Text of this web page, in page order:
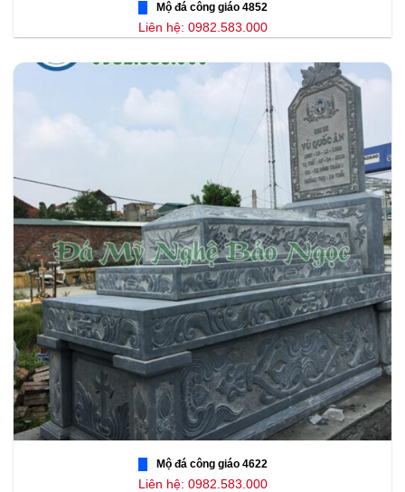
Mộ đá công giáo 4852
Liên hệ: 0982.583.000
Mộ đá công giáo 4622
Liên hệ: 0982.583.000